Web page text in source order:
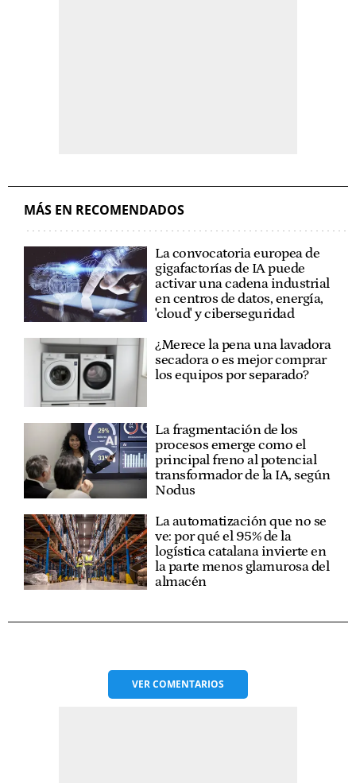
MÁS EN RECOMENDADOS
La convocatoria europea de
gigafactorías de IA puede
activar una cadena industrial
en centros de datos, energía,
'cloud' y ciberseguridad
¿Merece la pena una lavadora
secadora o es mejor comprar
los equipos por separado?
La fragmentación de los
procesos emerge como el
principal freno al potencial
transformador de la IA, según
Nodus
La automatización que no se
ve: por qué el 95% de la
logística catalana invierte en
la parte menos glamurosa del
almacén
VERCOMENTARIOS